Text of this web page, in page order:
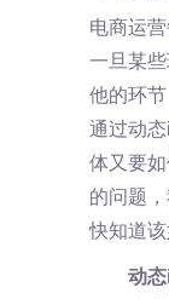
电商运
一旦某
他的环
通过动
体又要
的问题
快知道该
动